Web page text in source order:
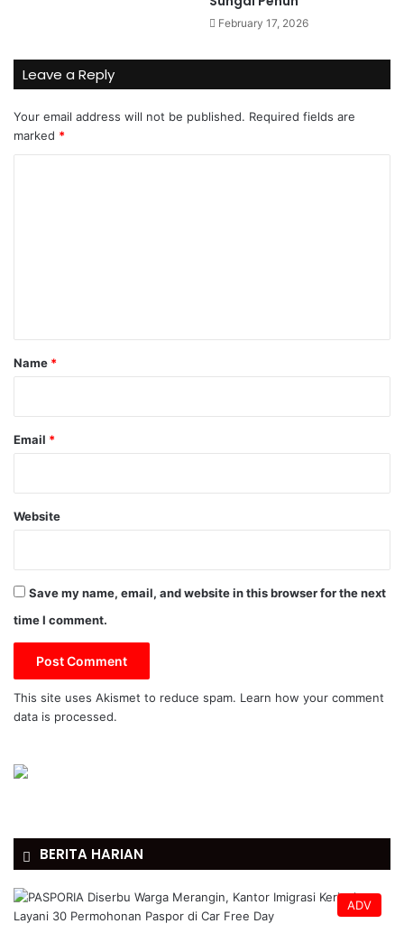
February 17, 2026
Leave a Reply
Your email address will not be published. Required fields are
marked *
*
Name *
Email *
Website
Save my name, email, and website in this browser for the next
time I comment.
This site uses Akismet to reduce spam. Learn how your comment
data is processed.
BERITA HARIAN
ADV